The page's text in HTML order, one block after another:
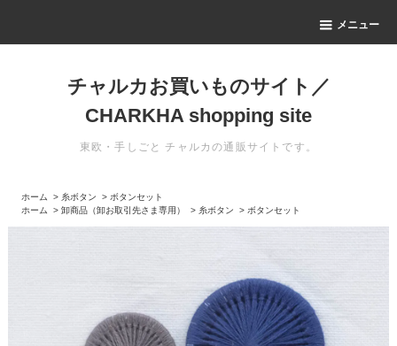
メニュー
チャルカお買いものサイト／
CHARKHA shopping site
東欧・手しごと チャルカの通販サイトです。
ホーム > 糸ボタン > ボタンセット
ホーム
>卸商品（卸お取引先さま専用） > 糸ボタン > ボタンセット